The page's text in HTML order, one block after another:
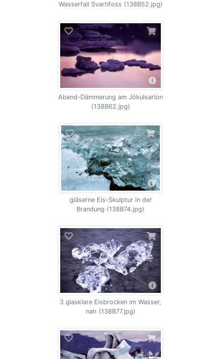
Wasserfall Svartifoss (138B52.jpg)
Abend-Dämmerung am Jökulsarlon
(138B62.jpg)
gläserne Eis-Skulptur in der
Brandung (138B74.jpg)
3 glasklare Eisbrocken im Wasser,
nah (138B77.jpg)